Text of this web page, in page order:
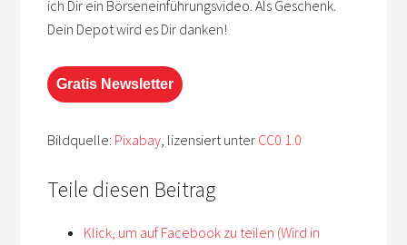
ich Dir ein Börseneinführungsvideo. Als Geschenk.
Dein Depot wird es Dir danken!
Gratis Newsletter
Bildquelle: Pixabay , lizensiert unter CC0 1.0
Teile diesen Beitrag
Klick, um auf Facebook zu teilen (Wird in